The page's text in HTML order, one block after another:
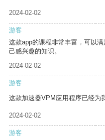
2024-02-02
游客
这款app的课程非常丰富，可以
己感兴趣的知识。
2024-02-02
游客
这款加速器VPM应用程序已经为
2024-02-02
游客